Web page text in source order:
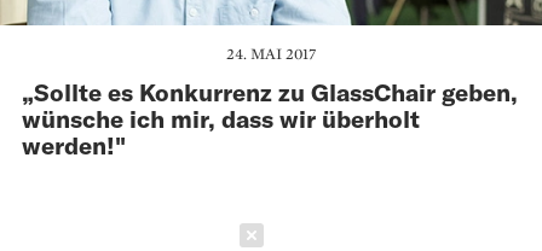
24. MAI 2017
„Sollte es Konkurrenz zu GlassChair geben,
wünsche ich mir, dass wir überholt
werden!"